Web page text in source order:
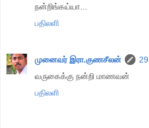
நன்றிங்கய்யா...
பதிலளி
முனைவர் இரா.குணசீலன்
வருகைக்கு நன்றி மாணவன்
பதிலளி